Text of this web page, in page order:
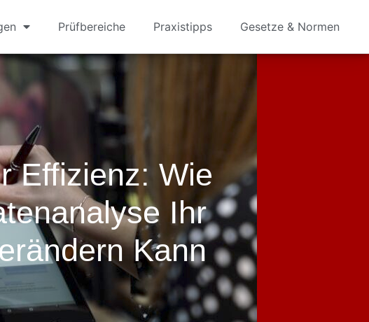
Prüfbereiche Praxistipps Gesetze & Normen
Effizienz: Wie
Ihr
Kann